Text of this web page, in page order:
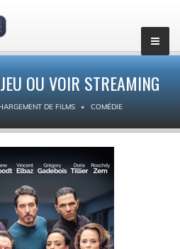
OU VOIR STREAMING
DE FILMS COMÉDIE